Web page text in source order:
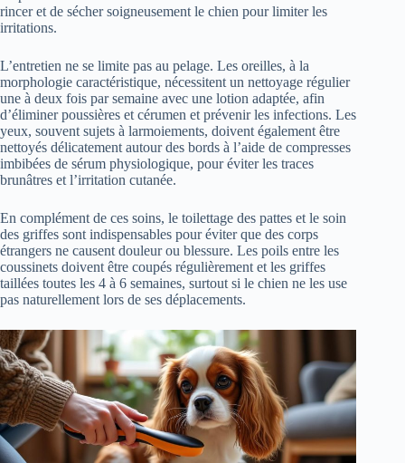
rincer et de sécher soigneusement le chien pour limiter les
irritations.
L’entretien ne se limite pas au pelage. Les oreilles, à la
morphologie caractéristique, nécessitent un nettoyage régulier
une à deux fois par semaine avec une lotion adaptée, afin
d’éliminer poussières et cérumen et prévenir les infections. Les
yeux, souvent sujets à larmoiements, doivent également être
nettoyés délicatement autour des bords à l’aide de compresses
imbibées de sérum physiologique, pour éviter les traces
brunâtres et l’irritation cutanée.
En complément de ces soins, le toilettage des pattes et le soin
des griffes sont indispensables pour éviter que des corps
étrangers ne causent douleur ou blessure. Les poils entre les
coussinets doivent être coupés régulièrement et les griffes
taillées toutes les 4 à 6 semaines, surtout si le chien ne les use
pas naturellement lors de ses déplacements.